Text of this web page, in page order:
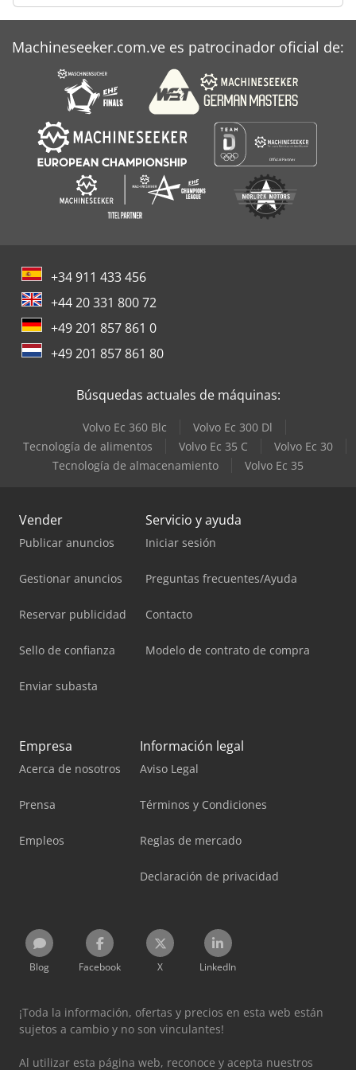
Machineseeker.com.ve es patrocinador oficial de:
+34 911 433 456
+44 20 331 800 72
+49 201 857 861 0
+49 201 857 861 80
Búsquedas actuales de máquinas:
Volvo Ec 360 Blc
Volvo Ec 300 Dl
Tecnología de alimentos
Volvo Ec 35 C
Volvo Ec 30
Tecnología de almacenamiento
Volvo Ec 35
Vender
Publicar anuncios
Gestionar anuncios
Reservar publicidad
Sello de confianza
Enviar subasta
Servicio y ayuda
Iniciar sesión
Preguntas frecuentes/Ayuda
Contacto
Modelo de contrato de compra
Empresa
Acerca de nosotros
Prensa
Empleos
Información legal
Aviso Legal
Términos y Condiciones
Reglas de mercado
Declaración de privacidad
Blog Facebook X LinkedIn
¡Toda la información, ofertas y precios en esta web están
sujetos a cambio y no son vinculantes!
Al utilizar esta página web, reconoce y acepta nuestros